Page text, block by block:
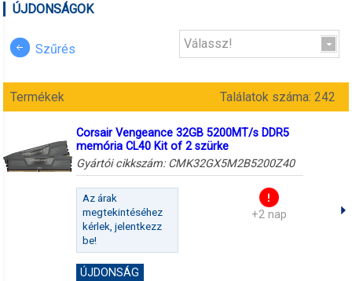
ÚJDONSÁGOK
Szűrés Válassz!
Termékek Találatok száma: 242
Corsair Vengeance 32GB 5200MT/s DDR5
memória CL40 Kit of 2 szürke
Gyártói cikkszám: CMK32GX5M2B5200Z40
Az árak
megtekintéséhez
kérlek, jelentkezz
be!
+2 nap
ÚJDONSÁG